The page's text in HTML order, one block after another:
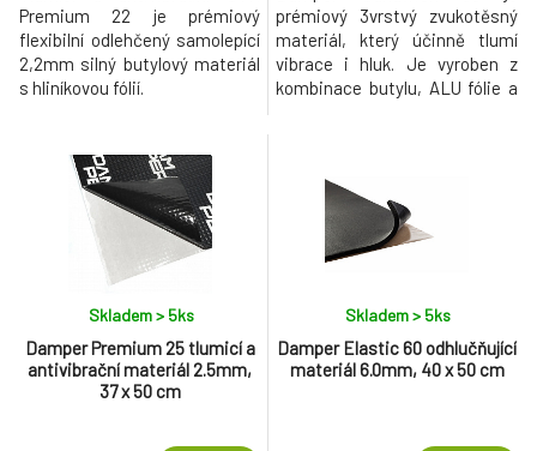
Premium 22 je prémiový
flexibilní odlehčený samolepící
2,2mm silný butylový materiál
s hliníkovou fólií.
prémiový 3vrstvý zvukotěsný
materiál, který účinně tlumí
vibrace i hluk. Je vyroben z
kombinace butylu, ALU fólie a
Damper Premium 25 tlumicí a
antivibrační materiál 2.5mm,
37 x 50 cm
Skladem > 5ks
Damper Elastic 60 odhlučňující
materiál 6.0mm, 40 x 50 cm
Skladem > 5ks